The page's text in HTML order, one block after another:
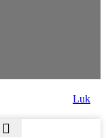
Luk